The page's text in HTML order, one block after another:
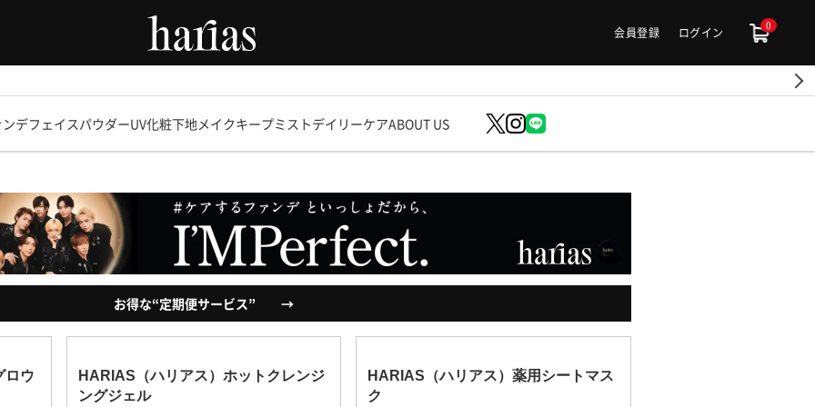
会員登録 ログイン 0
デフェイスパウダーUV化粧下地メイクキープミストデイリーケアABOUT US
お得な“定期便サービス” →
ロウ
HARIAS（ハリアス）ホットクレンジ
ングジェル
HARIAS（ハリアス）薬用シートマス
ク